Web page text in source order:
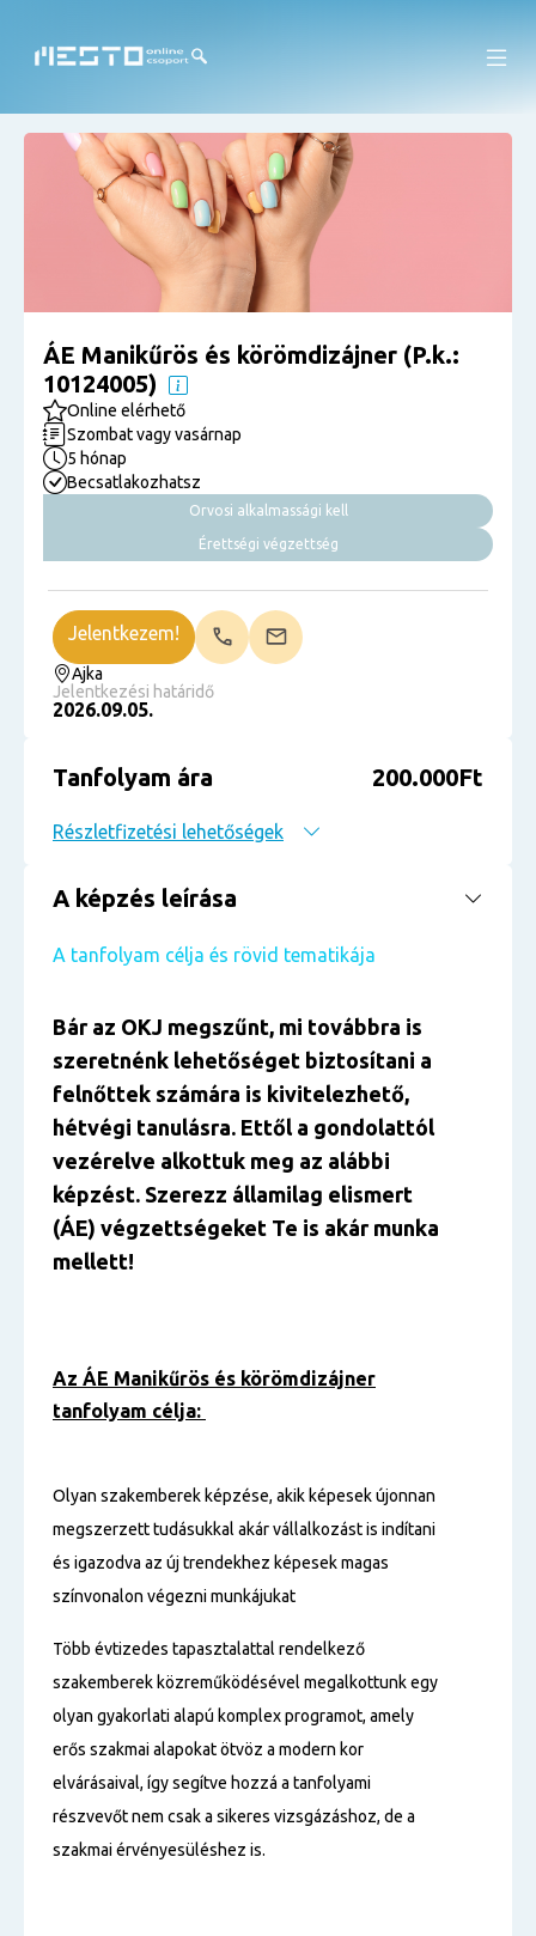
ÁE Manikűrös és körömdizájner (P.k.:
10124005)
Online elérhető
Szombat vagy vasárnap
5 hónap
Becsatlakozhatsz
Orvosi alkalmassági kell
Érettségi végzettség
Ajka
Jelentkezési határidő
2026.09.05.
Jelentkezem!
Tanfolyam ára 200.000Ft
Részletfizetési lehetőségek
A képzés leírása
A tanfolyam célja és rövid tematikája
Bár az OKJ megszűnt, mi továbbra is
szeretnénk lehetőséget biztosítani a
felnőttek számára is kivitelezhető,
hétvégi tanulásra. Ettől a gondolattól
vezérelve alkottuk meg az alábbi
képzést. Szerezz államilag elismert
(ÁE) végzettségeket Te is akár munka
mellett!
Az ÁE Manikűrös és körömdizájner
tanfolyam célja:
Olyan szakemberek képzése, akik képesek újonnan
megszerzett tudásukkal akár vállalkozást is indítani
és igazodva az új trendekhez képesek magas
színvonalon végezni munkájukat
Több évtizedes tapasztalattal rendelkező
szakemberek közreműködésével megalkottunk egy
olyan gyakorlati alapú komplex programot, amely
erős szakmai alapokat ötvöz a modern kor
elvárásaival, így segítve hozzá a tanfolyami
részvevőt nem csak a sikeres vizsgázáshoz, de a
szakmai érvényesüléshez is.